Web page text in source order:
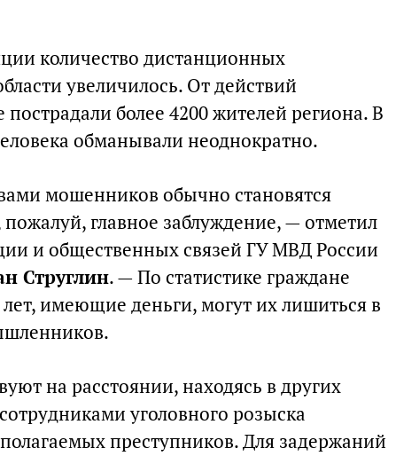
количество дистанционных
увеличилось. От действий
более 4200 жителей региона. В
обманывали неоднократно.
мошенников обычно становятся
главное заблуждение, — отметил
и общественных связей ГУ МВД России
Струглин. — По статистике граждане
лет, имеющие деньги, могут их лишиться в
на расстоянии, находясь в других
уголовного розыска
преступников. Для задержаний